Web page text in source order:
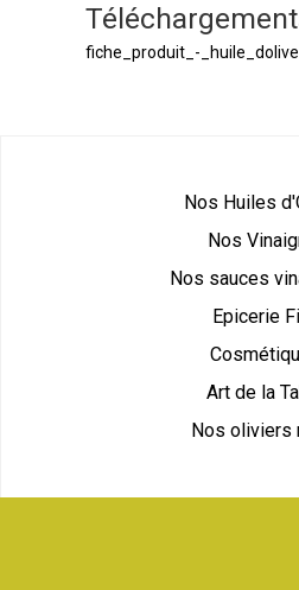
fiche_produit_-
Nos Huiles
Nos
Nos sauces
Epicerie
Art de la
Nos oliviers